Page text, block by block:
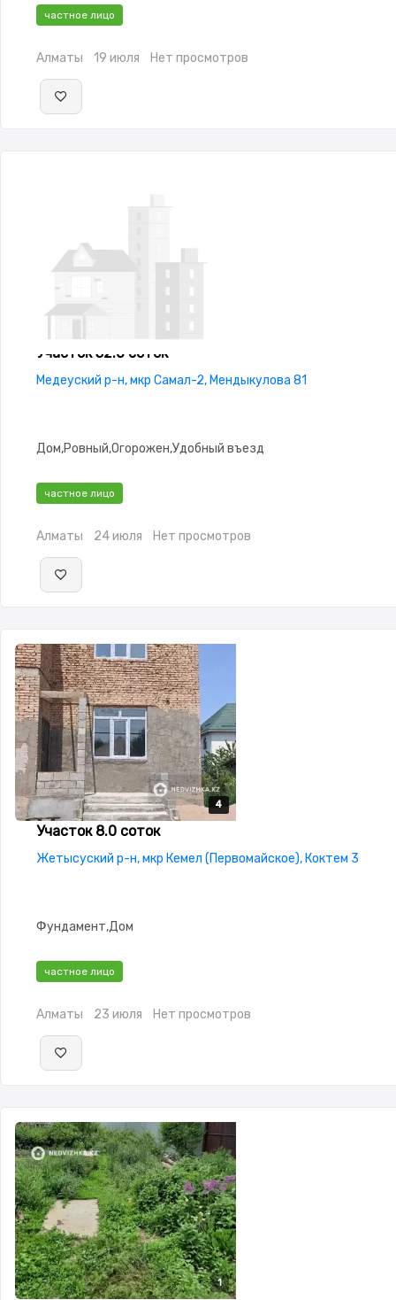
частное лицо
Алматы 19 июля Нет просмотров
Участок 52.0 соток
Медеуский р-н, мкр Самал-2, Мендыкулова 81
Дом,Ровный,Огорожен,Удобный въезд
частное лицо
Алматы 24 июля Нет просмотров
4
4
4
4
Участок 8.0 соток
Жетысуский р-н, мкр Кемел (Первомайское), Коктем 3
Фундамент,Дом
частное лицо
Алматы 23 июля Нет просмотров
1